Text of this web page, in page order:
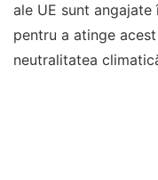
ale UE sunt
pentru a atinge
neutralitatea